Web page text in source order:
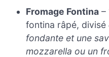
Fromage Fontina –
fontina râpé, divisé
fondante et une
mozzarella ou un